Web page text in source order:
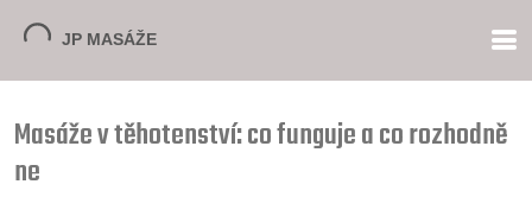
Masáže v těhotenství: co funguje a co rozhodně
ne